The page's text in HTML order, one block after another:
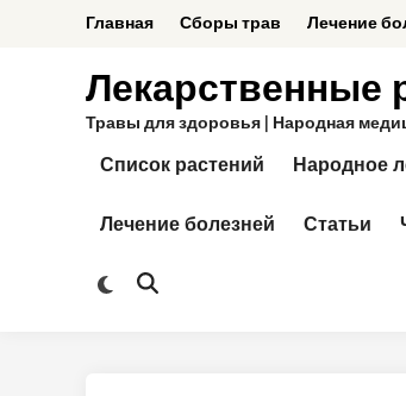
содержимому
Главная Сборы трав Лечение
Лекарственные
Травы для здоровья | Народная
Список растений Народное
Лечение болезней Статьи
Переключить
Открыть